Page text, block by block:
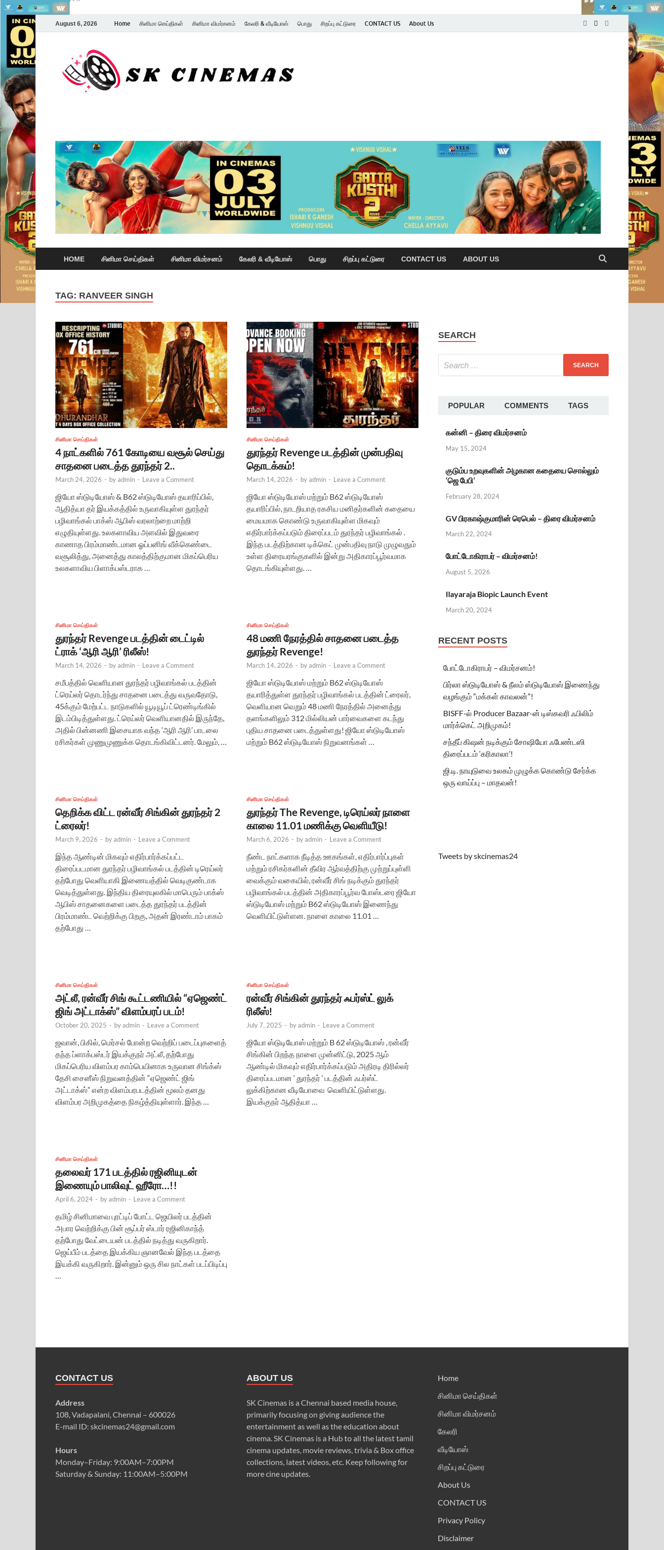
August 6, 2026 Home சினிமா செய்திகள் சினிமா விமர்சனம் கேலரி & வீடியோஸ் பொது சிறப்பு கட்டுரை CONTACT US About Us
HOME சினிமா செய்திகள் சினிமா விமர்சனம் கேலரி & வீடியோஸ் பொது சிறப்பு கட்டுரை CONTACT US ABOUT US
TAG: RANVEER SINGH
சினிமா செய்திகள்
4 நாட்களில் 761 கோடியை வசூல் செய்து
சாதனை படைத்த துரந்தர் 2..
March 24, 2026 - byadmin - Leave a Comment
ஜியோ ஸ்டுடியோஸ் & B62 ஸ்டுடியோஸ் தயாரிப்பில்,
ஆதித்யா தர் இயக்கத்தில் உருவாகியுள்ள துரந்தர்
பழிவாங்கல் பாக்ஸ் ஆபிஸ் வரலாற்றை மாற்றி
எழுதியுள்ளது. உலகளாவிய அளவில் இதுவரை
காணாத பிரம்மாண்டமான ஓப்பனிங் வீக்கெண்டை
வசூலித்து, அனைத்து காலத்திற்குமான மிகப்பெரிய
உலகளாவிய பிளாக்பஸ்டராக …
சினிமா செய்திகள்
துரந்தர் Revenge படத்தின் முன்பதிவு
தொடக்கம்!
March 14, 2026 - byadmin - Leave a Comment
ஜியோ ஸ்டுடியோஸ் மற்றும் B62 ஸ்டுடியோஸ்
தயாரிப்பில், நாடறியாத ரகசிய மனிதர்களின் கதையை
மையமாக கொண்டு உருவாகியுள்ள மிகவும்
எதிர்பார்க்கப்படும் திரைப்படம் துரந்தர் பழிவாங்கல் .
இந்த படத்திற்கான டிக்கெட் முன்பதிவு நாடு முழுவதும்
உள்ள திரையரங்குகளில் இன்று அதிகாரப்பூர்வமாக
தொடங்கியுள்ளது. …
சினிமா செய்திகள்
துரந்தர் Revenge படத்தின் டைட்டில்
ட்ராக் ‘ஆரி ஆரி’ ரிலீஸ்!
March 14, 2026 - byadmin - Leave a Comment
சமீபத்தில் வெளியான துரந்தர் பழிவாங்கல் படத்தின்
ட்ரெய்லர் தொடர்ந்து சாதனை படைத்து வருவதோடு,
45க்கும் மேற்பட்ட நாடுகளில் யூடியூப் ட்ரெண்டிங்கில்
இடம்பிடித்துள்ளது. ட்ரெய்லர் வெளியானதில் இருந்தே,
அதில் பின்னணி இசையாக வந்த ‘ஆரி ஆரி’ பாடலை
ரசிகர்கள் முணுமுணுக்க தொடங்கிவிட்டனர். மேலும், …
சினிமா செய்திகள்
48 மணி நேரத்தில் சாதனை படைத்த
துரந்தர் Revenge!
March 14, 2026 - byadmin - Leave a Comment
ஜியோ ஸ்டுடியோஸ் மற்றும் B62 ஸ்டுடியோஸ்
தயாரித்துள்ள துரந்தர் பழிவாங்கல் படத்தின் ட்ரைலர்,
வெளியான வெறும் 48 மணி நேரத்தில் அனைத்து
தளங்களிலும் 312 மில்லியன் பார்வைகளை கடந்து
புதிய சாதனை படைத்துள்ளது! ஜியோ ஸ்டுடியோஸ்
மற்றும் B62 ஸ்டுடியோஸ் நிறுவனங்கள் …
சினிமா செய்திகள்
தெறிக்க விட்ட ரன்வீர் சிங்கின் துரந்தர் 2
ட்ரைலர்!
March 9, 2026 - byadmin - Leave a Comment
இந்த ஆண்டின் மிகவும் எதிர்பார்க்கப்பட்ட
திரைப்படமான துரந்தர் பழிவாங்கல் படத்தின் டிரெய்லர்
தற்போது வெளியாகி இணையத்தில் வெடிகுண்டாக
வெடித்துள்ளது. இந்திய திரையுலகில் மாபெரும் பாக்ஸ்
ஆபிஸ் சாதனைகளை படைத்த துரந்தர் படத்தின்
பிரம்மாண்ட வெற்றிக்கு பிறகு, அதன் இரண்டாம் பாகம்
தற்போது …
சினிமா செய்திகள்
துரந்தர் The Revenge, டிரெய்லர் நாளை
காலை 11.01 மணிக்கு வெளியீடு!
March 6, 2026 - byadmin - Leave a Comment
நீண்ட நாட்களாக நீடித்த ஊகங்கள், எதிர்பார்ப்புகள்
மற்றும் ரசிகர்களின் தீவிர ஆர்வத்திற்கு முற்றுப்புள்ளி
வைக்கும் வகையில், ரன்வீர் சிங் நடிக்கும் துரந்தர்
பழிவாங்கல் படத்தின் அதிகாரப்பூர்வ போஸ்டரை ஜியோ
ஸ்டுடியோஸ் மற்றும் B62 ஸ்டுடியோஸ் இணைந்து
வெளியிட்டுள்ளன. நாளை காலை 11.01 …
சினிமா செய்திகள்
அட்லீ, ரன்வீர் சிங் கூட்டணியில் “ஏஜெண்ட்
ஜிங் அட்டாக்ஸ்” விளம்பரப் படம்!
October 20, 2025 - byadmin - Leave a Comment
ஜவான், பிகில், மெர்சல் போன்ற வெற்றிப் படைப்புகளைத்
தந்த ப்ளாக்பஸ்டர் இயக்குநர் அட்லீ, தற்போது
மிகப்பெரிய விளம்பர காம்பெயினாக உருவான சிங்க்ஸ்
தேசி சைனீஸ் நிறுவனத்தின் “ஏஜெண்ட் ஜிங்
அட்டாக்ஸ்” என்ற விளம்பரபடத்தின் மூலம் தனது
விளம்பர அறிமுகத்தை நிகழ்த்தியுள்ளார். இந்த …
சினிமா செய்திகள்
ரன்வீர் சிங்கின் துரந்தர் ஃபர்ஸ்ட் லுக்
ரிலீஸ்!
July 7, 2025 - byadmin - Leave a Comment
ஜியோ ஸ்டுடியோஸ் மற்றும் B 62 ஸ்டுடியோஸ் , ரன்வீர்
சிங்கின் பிறந்த நாளை முன்னிட்டு, 2025 ஆம்
ஆண்டில் மிகவும் எதிர்பார்க்கப்படும் அதிரடி திரில்லர்
திரைப்படமான ‘ துரந்தர் ‘ படத்தின் ஃபர்ஸ்ட்
லுக்கிற்கான வீடியோவை வெளியிட்டுள்ளது.
இயக்குநர் ஆதித்யா …
சினிமா செய்திகள்
தலைவர் 171 படத்தில் ரஜினியுடன்
இணையும் பாலிவுட் ஹீரோ…!!
April 6, 2024 - byadmin - Leave a Comment
தமிழ் சினிமாவை புரட்டிப் போட்ட ஜெயிலர் படத்தின்
அபார வெற்றிக்கு பின் சூப்பர் ஸ்டார் ரஜினிகாந்த்
தற்போது வேட்டையன் படத்தில் நடித்து வருகிறார்.
ஜெய்பீம் படத்தை இயக்கிய ஞானவேல் இந்த படத்தை
இயக்கி வருகிறார். இன்னும் ஒரு சில நாட்கள் படப்பிடிப்பு
SEARCH
POPULAR COMMENTS TAGS
கன்னி – திரை விமர்சனம்
May 15, 2024
குடும்ப உறவுகளின் அழகான கதையை சொல்லும்
‘ஜெ பேபி’
February 28, 2024
GV பிரகாஷ்குமாரின் ரெபெல் – திரை விமர்சனம்
March 22, 2024
போட்டோகிராபர் – விமர்சனம்!
August 5, 2026
Ilayaraja Biopic Launch Event
March 20, 2024
RECENT POSTS
போட்டோகிராபர் – விமர்சனம்!
பிர்லா ஸ்டுடியோஸ் & நீலம் ஸ்டுடியோஸ் இணைந்து
வழங்கும் “மக்கள் காவலன்”!
BISFF-ல் Producer Bazaar-ன் டிஸ்கவரி ஃபிலிம்
மார்க்கெட் அறிமுகம்!
சந்தீப் கிஷன் நடிக்கும் சோஷியோ ஃபேண்டஸி
திரைப்படம் ‘கரிகாலா’!
ஜி.டி. நாயுடுவை உலகம் முழுக்க கொண்டு சேர்க்க
ஒரு வாய்ப்பு – மாதவன்!
Tweets by skcinemas24
CONTACT US
Address
108, Vadapalani, Chennai – 600026
E-mail ID: skcinemas24@gmail.com
Hours
Monday–Friday: 9:00AM–7:00PM
Saturday & Sunday: 11:00AM–5:00PM
ABOUT US
SK Cinemas is a Chennai based media house,
primarily focusing on giving audience the
entertainment as well as the education about
cinema. SK Cinemas is a Hub to all the latest tamil
cinema updates, movie reviews, trivia & Box office
collections, latest videos, etc. Keep following for
more cine updates.
Home
சினிமா செய்திகள்
சினிமா விமர்சனம்
கேலரி
வீடியோஸ்
சிறப்பு கட்டுரை
About Us
CONTACT US
Privacy Policy
Disclaimer